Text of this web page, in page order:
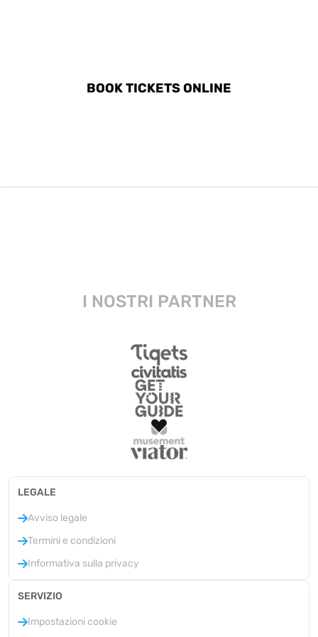
BOOK TICKETS ONLINE
I NOSTRI PARTNER
LEGALE
Avviso legale
Termini e condizioni
Informativa sulla privacy
SERVIZIO
Impostazioni cookie